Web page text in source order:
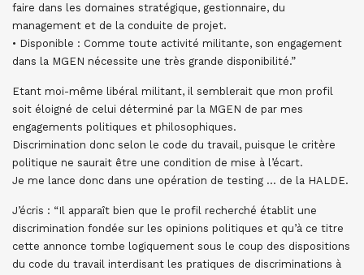
faire dans les domaines stratégique, gestionnaire, du
management et de la conduite de projet.
• Disponible : Comme toute activité militante, son engagement
dans la MGEN nécessite une très grande disponibilité.”
Etant moi-même libéral militant, il semblerait que mon profil
soit éloigné de celui déterminé par la MGEN de par mes
engagements politiques et philosophiques.
Discrimination donc selon le code du travail, puisque le critère
politique ne saurait être une condition de mise à l’écart.
Je me lance donc dans une opération de testing … de la HALDE.
J’écris : “Il apparaît bien que le profil recherché établit une
discrimination fondée sur les opinions politiques et qu’à ce titre
cette annonce tombe logiquement sous le coup des dispositions
du code du travail interdisant les pratiques de discriminations à